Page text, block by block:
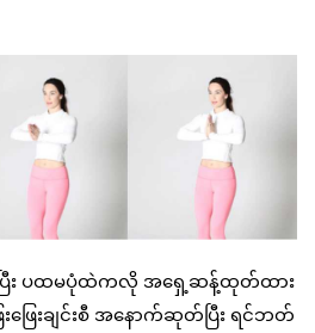
ြီး ပထမပုံထဲကလို အရှေ့ဆန့်ထုတ်ထား
ဖြေးချင်းစီ အနောက်ဆုတ်ပြီး ရင်ဘတ်